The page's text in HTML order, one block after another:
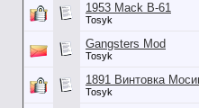
1953 Mack B-61
Tosyk
Gangsters Mod
Tosyk
1891 Винтовка
Tosyk